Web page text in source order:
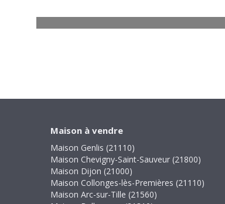
250 000€
Maison à vendre
Maison Genlis (21110)
Maison Chevigny-Saint-Sauveur (21800)
Maison Dijon (21000)
Maison Collonges-lès-Premières (21110)
Maison Arc-sur-Tille (21560)